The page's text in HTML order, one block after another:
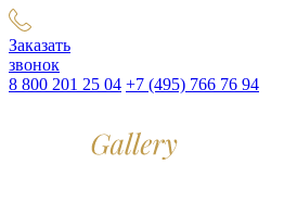
Заказать
звонок
8 800 201 25 04 +7 (495) 766 76 94